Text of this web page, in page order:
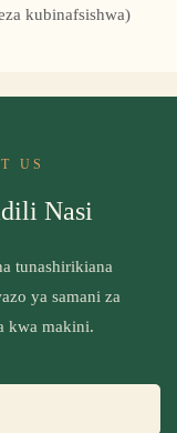
kubinafsishwa)
US
Nasi
tunashirikiana
ya samani za
kwa makini.